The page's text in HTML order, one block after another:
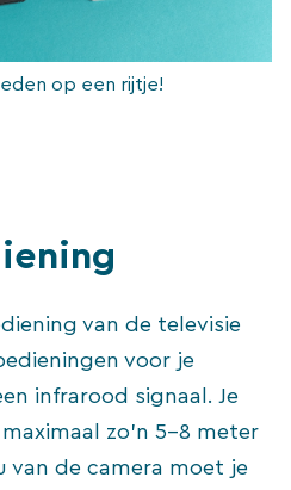
op een rijtje!
van de televisie
voor je
infrarood signaal. Je
zo’n 5-8 meter
van de camera moet je